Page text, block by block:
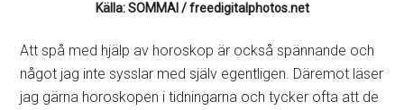
Källa: SOMMAI / freedigitalphotos.net
Att spå med hjälp av horoskop är också spännande och
något jag inte sysslar med själv egentligen. Däremot läser
jag gärna horoskopen i tidningarna och tycker ofta att de